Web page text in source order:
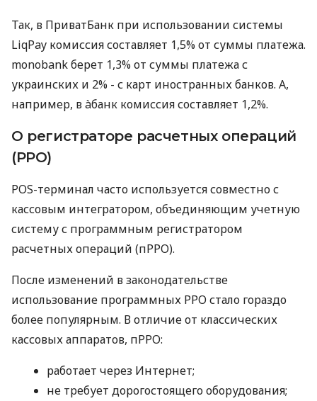
Так, в ПриватБанк при использовании системы
LiqPay комиссия составляет 1,5% от суммы платежа.
monobank берет 1,3% от суммы платежа с
украинских и 2% - с карт иностранных банков. А,
например, в àбанк комиссия составляет 1,2%.
О регистраторе расчетных операций
(РРО)
POS-терминал часто используется совместно с
кассовым интегратором, объединяющим учетную
систему с программным регистратором
расчетных операций (пРРО).
После изменений в законодательстве
использование программных РРО стало гораздо
более популярным. В отличие от классических
кассовых аппаратов, пРРО:
работает через Интернет;
не требует дорогостоящего оборудования;